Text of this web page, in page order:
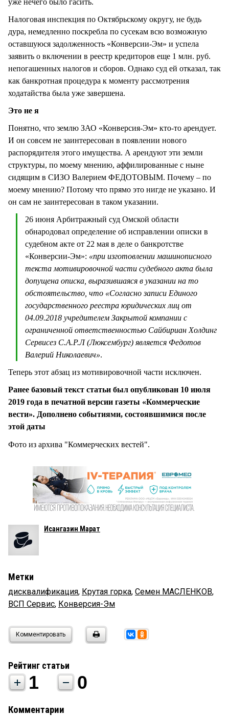
уже нечего было гасить.
Налоговая инспекция по Октябрьскому округу, не будь
дура, немедленно поскребла по сусекам всю возможную
оставшуюся задолженность «Конверсии-Эм» и успела
заявить о включении в реестр кредиторов еще 1 млн. руб.
непогашенных налогов и сборов. Однако суд ей отказал, так
как банкротная процедура к моменту рассмотрения
ходатайства была уже завершена.
Это не я
Понятно, что землю ЗАО «Конверсия-Эм» кто-то арендует.
И он совсем не заинтересован в появлении нового
распорядителя этого имущества. А арендуют эти земли
структуры, по моему мнению, аффилированные с ныне
сидящим в СИЗО Валерием ФЕДОТОВЫМ. Почему – по
моему мнению? Потому что прямо это нигде не указано. И
он сам не заинтересован в таком указании.
26 июня Арбитражный суд Омской области
обнародовал определение об исправлении описки в
судебном акте от 22 мая в деле о банкротстве
«Конверсии-Эм»: «при изготовлении машинописного
текста мотивировочной части судебного акта была
допущена описка, выразившаяся в указании на то
обстоятельство, что «Согласно записи Единого
государственного реестра юридических лиц от
04.09.2018 учредителем Закрытой компании с
ограниченной ответственностью Сайбириан Холдинг
Сервисез С.А.Р.Л (Люксембург) является Федотов
Валерий Николаевич».
Теперь этот абзац из мотивировочной части исключен.
Ранее базовый текст статьи был опубликован 10 июля
2019 года в печатной версии газеты «Коммерческие
вести». Дополнено событиями, состоявшимися после
этой даты
Фото из архива "Коммерческих вестей".
Исангазин Марат
Метки
дисквалификация, Крутая горка, Семен МАСЛЕНКОВ,
ВСП Сервис, Конверсия-Эм
Комментировать
Рейтинг статьи
1 0
Комментарии